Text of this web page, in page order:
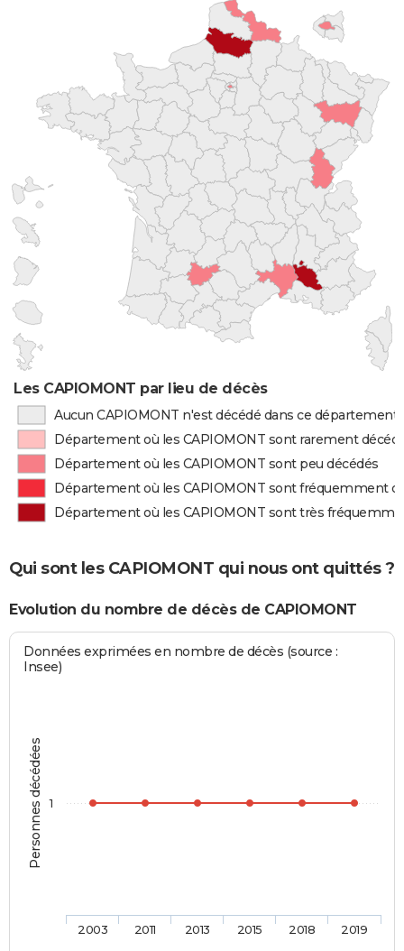
Les CAPIOMONT par lieu de décès
Aucun CAPIOMONT n'est décédé dans ce département
Département où les CAPIOMONT sont rarement
Département où les CAPIOMONT sont peu décédés
Département où les CAPIOMONT sont fréquemment
Département où les CAPIOMONT sont très
Qui sont les CAPIOMONT qui nous ont quittés ?
Evolution du nombre de décès de CAPIOMONT
Personnes décédées
Données exprimées en nombre de décès (source :
Insee)
2003 2011 2013 2015 2018 2019
1